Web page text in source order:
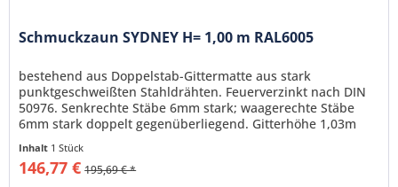
Schmuckzaun SYDNEY H= 1,00 m RAL6005
bestehend aus Doppelstab-Gittermatte aus stark
punktgeschweißten Stahldrähten. Feuerverzinkt nach DIN
50976. Senkrechte Stäbe 6mm stark; waagerechte Stäbe
6mm stark doppelt gegenüberliegend. Gitterhöhe 1,03m
Inhalt 1 Stück
146,77 € 195,69 € *